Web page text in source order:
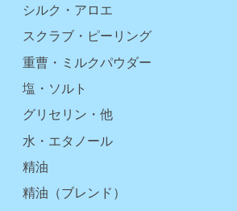
シルク・アロエ
スクラブ・ピーリング
重曹・ミルクパウダー
塩・ソルト
グリセリン・他
水・エタノール
精油
精油（ブレンド）